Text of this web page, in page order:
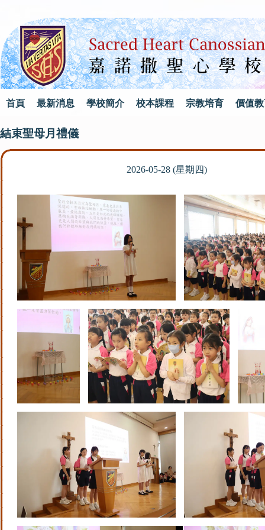
首頁 最新消息 學校簡介 校本課程 宗教培育 價值
結束聖母月禮儀
2026-05-28 (星期四)